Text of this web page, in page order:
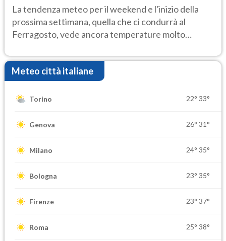
Ecco dove
La tendenza meteo per il weekend e l'inizio della
prossima settimana, quella che ci condurrà al
Ferragosto, vede ancora temperature molto
Meteo città italiane
Torino 22° 33°
Genova 26° 31°
Milano 24° 35°
Bologna 23° 35°
Firenze 23° 37°
Roma 25° 38°